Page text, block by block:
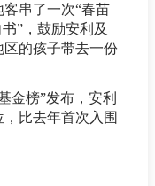
串了一次“春苗
”，鼓励安利及
的孩子带去一份
金榜”发布，安利
比去年首次入围